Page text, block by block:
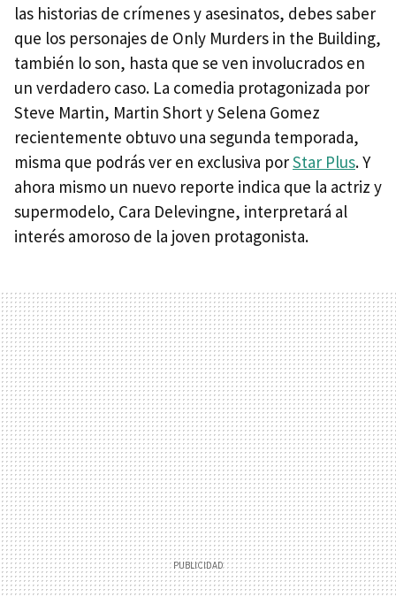
las historias de crímenes y asesinatos, debes saber
que los personajes de Only Murders in the Building,
también lo son, hasta que se ven involucrados en
un verdadero caso. La comedia protagonizada por
Steve Martin, Martin Short y Selena Gomez
recientemente obtuvo una segunda temporada,
misma que podrás ver en exclusiva porStar Plus. Y
ahora mismo un nuevo reporte indica que la actriz y
supermodelo, Cara Delevingne, interpretará al
interés amoroso de la joven protagonista.